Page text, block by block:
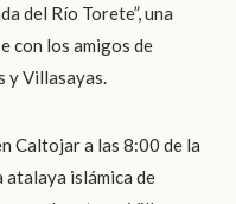
del Río Torete”, una
con los amigos de
y Villasayas.
Caltojar a las 8:00 de la
atalaya islámica de